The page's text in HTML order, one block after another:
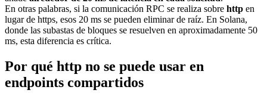
En otras palabras, si la comunicación RPC se realiza sobre http en
lugar de https, esos 20 ms se pueden eliminar de raíz. En Solana,
donde las subastas de bloques se resuelven en aproximadamente 50
ms, esta diferencia es crítica.
Por qué http no se puede usar en
endpoints compartidos